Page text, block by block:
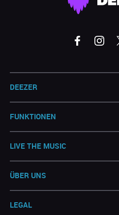
DEEZER
FUNKTIONEN
LIVE THE MUSIC
ÜBER UNS
LEGAL